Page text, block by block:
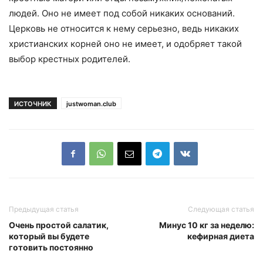
людей. Оно не имеет под собой никаких оснований.
Церковь не относится к нему серьезно, ведь никаких
христианских корней оно не имеет, и одобряет такой
выбор крестных родителей.
ИСТОЧНИК justwoman.club
Предыдущая статья
Очень простой салатик,
который вы будете
готовить постоянно
Следующая статья
Минус 10 кг за неделю:
кефирная диета